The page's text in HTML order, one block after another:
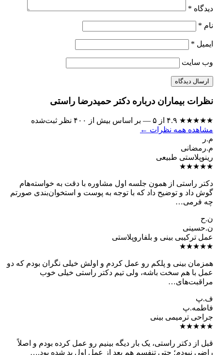
دیدگاه *
نام *
ایمیل *
وب‌ سایت
نظرات بیماران درباره دکتر حمیدرضا راستی
★★★★★
مشاهده همه نظرات ←
م.ر
م.رمضانی
رینوپلاستی طبیعی
★★★★★
دکتر راستی از همون جلسه اول مشاوره با دقت به خواسته‌هام
گوش داد و توضیح داد که با توجه به پوست و استخوان‌بندی صورتم
چه فرمی…
ن.ح
ن.حسینی
عمل ترکیبی بینی و بلفاروپلاستی
★★★★★
همزمان بینی و پلکم رو عمل کردم و اولش خیلی نگران بودم که دو
عمل با هم سخت باشه، ولی تیم دکتر راستی خیلی خوب
مراقبت‌های…
ف.پ
فاطمه.پ
جراحی ترمیمی بینی
★★★★★
قبل از دکتر راستی، یک بار دیگه بینیم رو عمل کرده بودم و اصلاً
راضی نبودم؛ حتی تنفسم هم بعد از عمل اول بد شده بود.…